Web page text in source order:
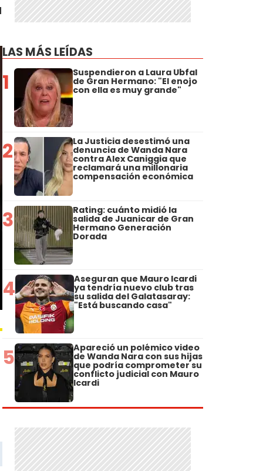
LAS MÁS LEÍDAS
1 Suspendieron a Laura Ubfal
de Gran Hermano: "El enojo
con ella es muy grande"
2 La Justicia desestimó una
denuncia de Wanda Nara
contra Alex Caniggia que
reclamará una millonaria
compensación económica
3 Rating: cuánto midió la
salida de Juanicar de Gran
Hermano Generación
Dorada
4 Aseguran que Mauro Icardi
ya tendría nuevo club tras
su salida del Galatasaray:
"Está buscando casa"
5 Apareció un polémico video
de Wanda Nara con sus hijas
que podría comprometer su
conflicto judicial con Mauro
Icardi